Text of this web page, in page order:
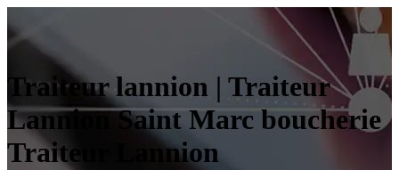
Traiteur lannion | Traiteur
Lannion Saint Marc boucherie
Traiteur Lannion